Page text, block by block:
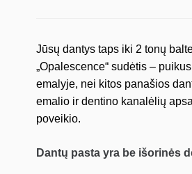
Jūsų dantys taps iki 2 tonų
„Opalescence“ sudėtis –
emalyje, nei kitos panašios
emalio ir dentino kanalėlių
poveikio.
Dantų pasta yra be išorinės